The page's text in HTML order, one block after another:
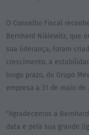
O Conselho Fiscal
Bernhard Niklewitz, que
sua liderança, foram
crescimento, a
longo prazo, do Grupo
empresa a 31 de maio de
“Agradecemos a
data e pela sua grande